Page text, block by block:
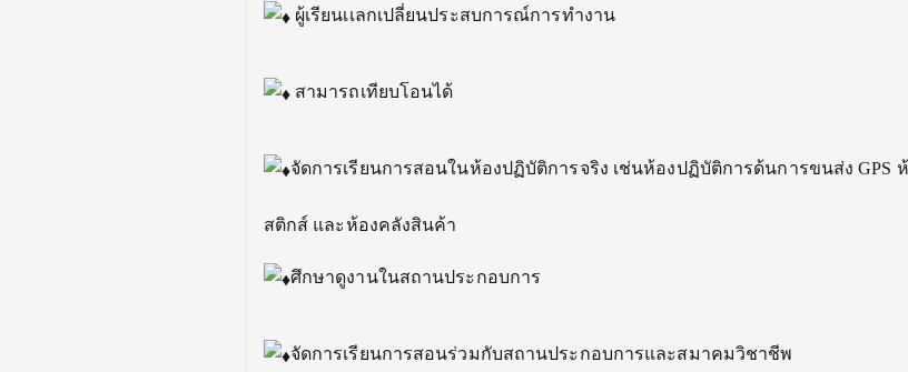
ผู้เรียนเเลกเปลี่ยนประสบการณ์การทำงาน
สามารถเทียบโอนได้
จัดการเรียนการสอนในห้องปฏิบัติการจริง เช่นห้องปฏิบัติการด้นการขนส่ง GPS
สติกส์ และห้องคลังสินค้า
ศึกษาดูงานในสถานประกอบการ
จัดการเรียนการสอนร่วมกับสถานประกอบการและสมาคมวิชาชีพ